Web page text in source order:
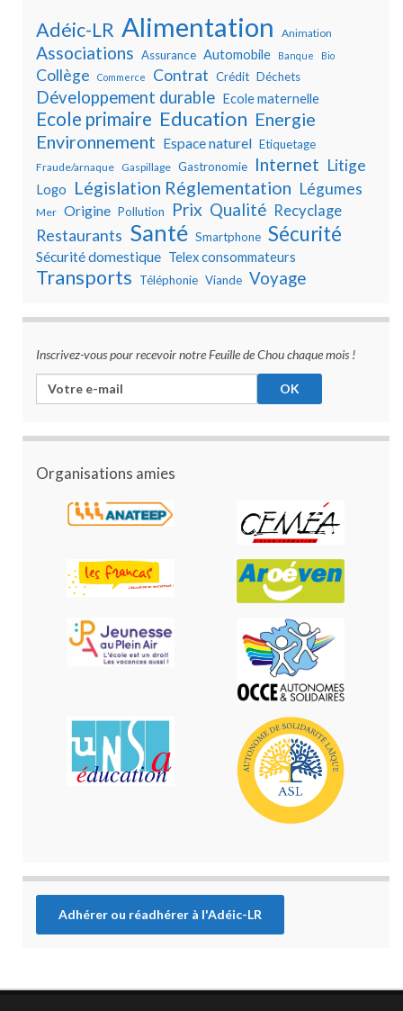
Adéic-LR Alimentation Animation
Associations Assurance Automobile Banque Bio
Collège Commerce Contrat Crédit Déchets
Développement durable Ecole maternelle
Ecole primaire Education Energie
Environnement Espace naturel Etiquetage
Fraude/arnaque Gaspillage Gastronomie Internet Litige
Logo Législation Réglementation Légumes
Mer Origine Pollution Prix Qualité Recyclage
Restaurants Santé Smartphone Sécurité
Sécurité domestique Telex consommateurs
Transports Téléphonie Viande Voyage
Inscrivez-vous pour recevoir notre Feuille de Chou chaque mois !
Organisations amies
Adhérer ou réadhérer à l'Adéic-LR